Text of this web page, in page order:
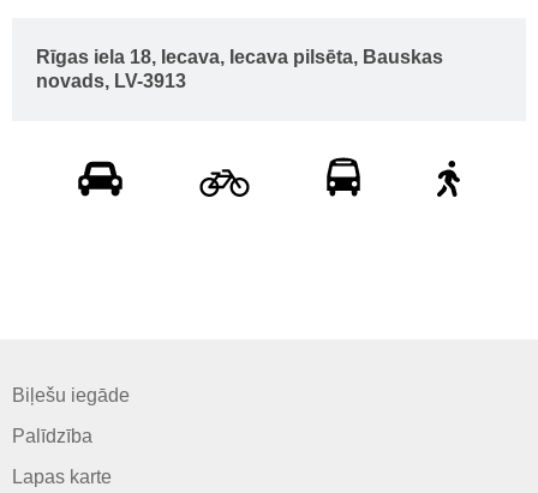
Rīgas iela 18, Iecava, Iecava pilsēta, Bauskas
novads, LV-3913
Biļešu iegāde
Palīdzība
Lapas karte